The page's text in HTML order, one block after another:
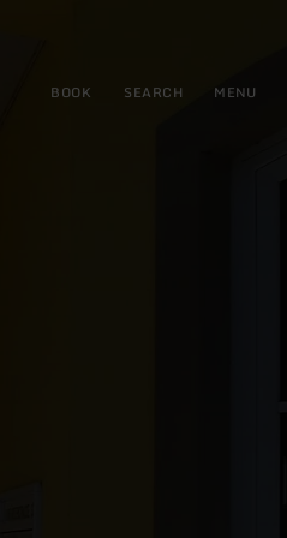
BOOK SEARCH MENU